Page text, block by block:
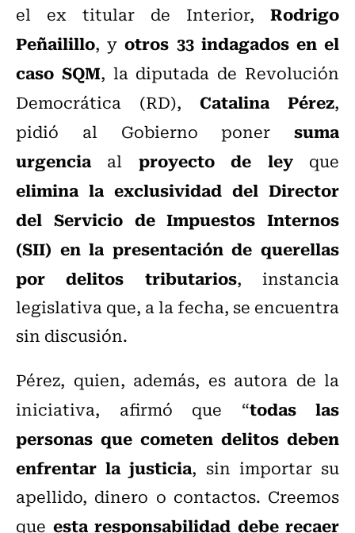
el ex titular de Interior, Rodrigo
Peñailillo, yotros 33 indagados en el
caso SQM, la diputada de Revolución
Democrática (RD), Catalina Pérez,
pidió al Gobierno poner suma
urgencia al proyecto de leyque
elimina la exclusividad del Director
del Servicio de Impuestos Internos
(SII) en la presentación de querellas
por delitos tributarios, instancia
legislativa que, a la fecha, se encuentra
sin discusión.
Pérez, quien, además, es autora de la
iniciativa, afirmó que “todas las
personas que cometen delitos deben
enfrentar la justicia, sin importar su
apellido, dinero o contactos. Creemos
que esta responsabilidad debe recaer